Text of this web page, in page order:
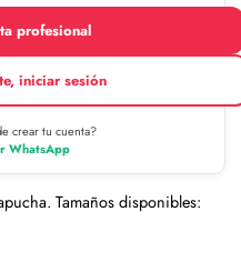
profesional
iniciar sesión
crear tu cuenta?
WhatsApp
Tamaños disponibles: